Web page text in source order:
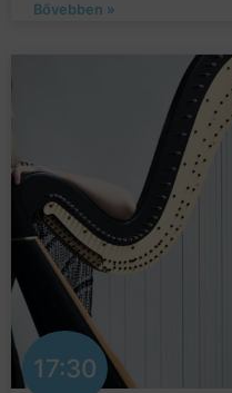
Bővebben »
17:30